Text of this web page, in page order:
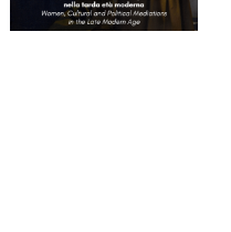
Sinclair